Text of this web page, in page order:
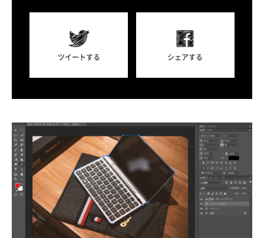
ツイートする シェアする